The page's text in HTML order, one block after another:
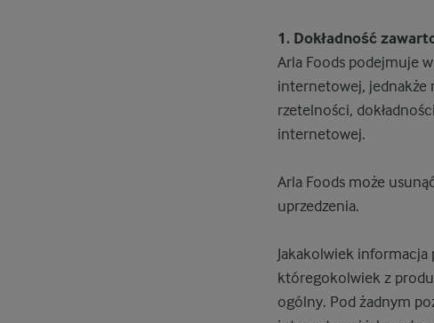
1. Dokładność
Arla Foods podejmuje
internetowej, jednakże
rzetelności,
internetowej.
Arla Foods może
uprzedzenia.
Jakakolwiek
któregokolwiek z
ogólny. Pod żadnym